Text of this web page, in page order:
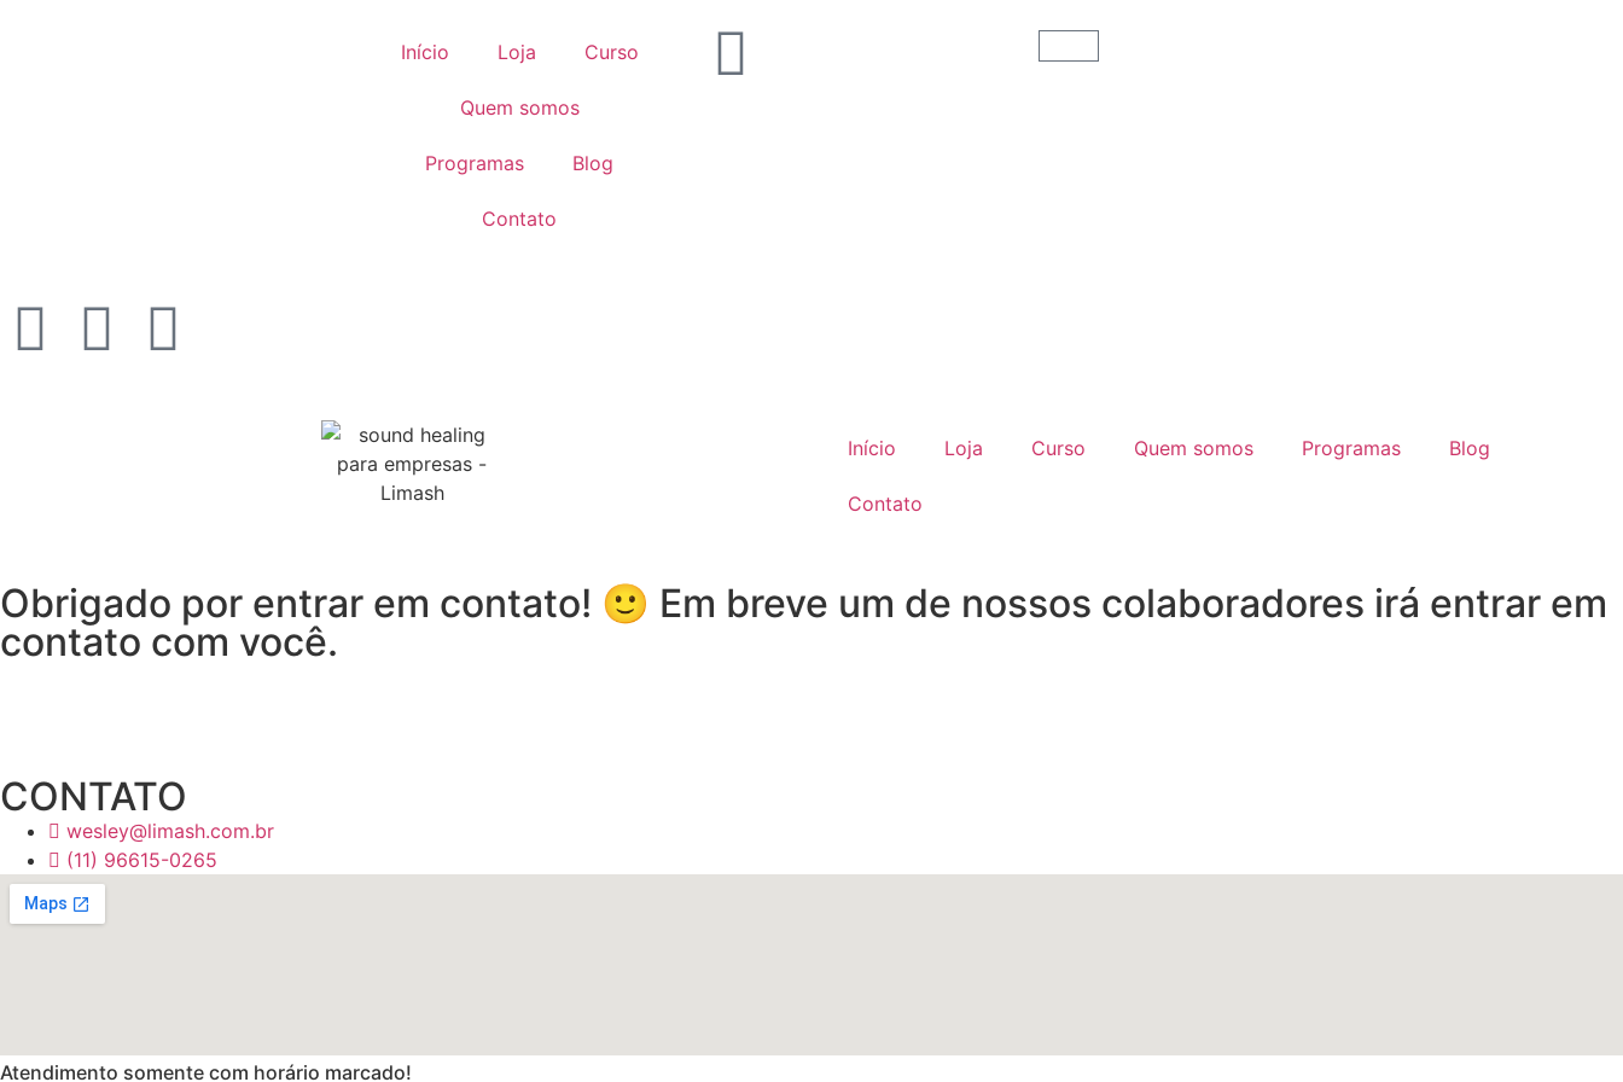
Início Loja Curso
Quem somos
Programas Blog
Contato
Início Loja Curso Quem somos Programas Blog
Contato
Obrigado por entrar em contato! 🙂 Em breve um de nossos colaboradores irá entrar em
contato com você.
CONTATO
wesley@limash.com.br
(11) 96615-0265
Atendimento somente com horário marcado!